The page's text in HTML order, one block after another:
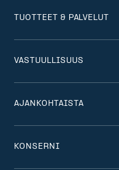
TUOTTEET & PALVELUT
VASTUULLISUUS
AJANKOHTAISTA
KONSERNI